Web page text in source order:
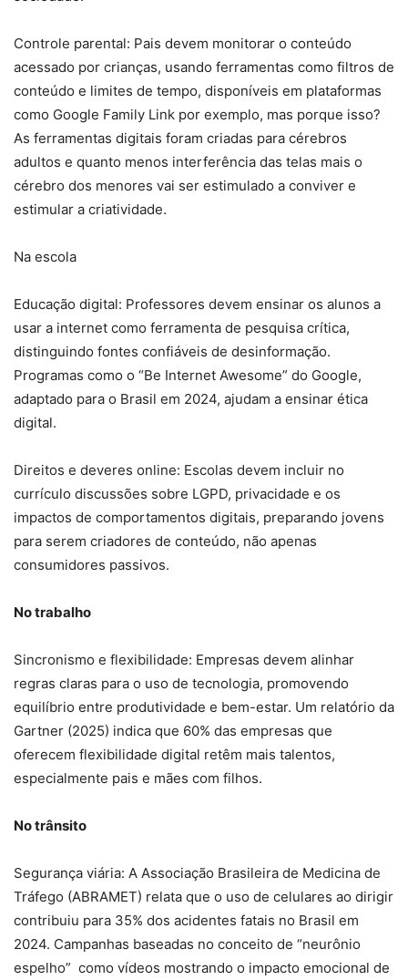
Controle parental: Pais devem monitorar o conteúdo
acessado por crianças, usando ferramentas como filtros de
conteúdo e limites de tempo, disponíveis em plataformas
como Google Family Link por exemplo, mas porque isso?
As ferramentas digitais foram criadas para cérebros
adultos e quanto menos interferência das telas mais o
cérebro dos menores vai ser estimulado a conviver e
estimular a criatividade.
Na escola
Educação digital: Professores devem ensinar os alunos a
usar a internet como ferramenta de pesquisa crítica,
distinguindo fontes confiáveis de desinformação.
Programas como o “Be Internet Awesome” do Google,
adaptado para o Brasil em 2024, ajudam a ensinar ética
digital.
Direitos e deveres online: Escolas devem incluir no
currículo discussões sobre LGPD, privacidade e os
impactos de comportamentos digitais, preparando jovens
para serem criadores de conteúdo, não apenas
consumidores passivos.
No trabalho
Sincronismo e flexibilidade: Empresas devem alinhar
regras claras para o uso de tecnologia, promovendo
equilíbrio entre produtividade e bem-estar. Um relatório da
Gartner (2025) indica que 60% das empresas que
oferecem flexibilidade digital retêm mais talentos,
especialmente pais e mães com filhos.
No trânsito
Segurança viária: A Associação Brasileira de Medicina de
Tráfego (ABRAMET) relata que o uso de celulares ao dirigir
contribuiu para 35% dos acidentes fatais no Brasil em
2024. Campanhas baseadas no conceito de “neurônio
espelho” como vídeos mostrando o impacto emocional de